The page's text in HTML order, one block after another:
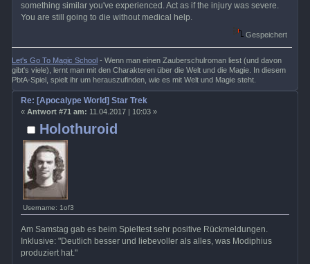
something similar you've experienced. Act as if the injury was severe.
You are still going to die without medical help.
Gespeichert
Let's Go To Magic School - Wenn man einen Zauberschulroman liest (und davon
gibt's viele), lernt man mit den Charakteren über die Welt und die Magie. In diesem
PbtA-Spiel, spielt ihr um herauszufinden, wie es mit Welt und Magie steht.
Holothuroid
Username: 1of3
Re: [Apocalype World] Star Trek
« Antwort #71 am: 11.04.2017 | 10:03 »
Am Samstag gab es beim Spieltest sehr positive Rückmeldungen.
Inklusive: "Deutlich besser und liebevoller als alles, was Modiphius
produziert hat."